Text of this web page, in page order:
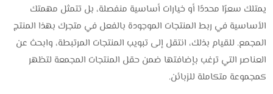
يمتلك سعرًا محددًا أو خيارات أساسية منفصلة، بل تتمثل مهمتك
الأساسية في ربط المنتجات الموجودة بالفعل في متجرك بهذا المنتج
المجمع. للقيام بذلك، انتقل إلى تبويب المنتجات المرتبطة، وابحث عن
العناصر التي ترغب بإضافتها ضمن حقل المنتجات المجمعة لتظهر
كمجموعة متكاملة للزبائن.